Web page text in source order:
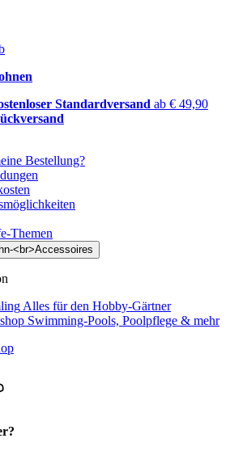
Standardversand ab € 49,90
Bestellung?
Themen
Alles für den Hobby-Gärtner
Swimming-Pools, Poolpflege & mehr